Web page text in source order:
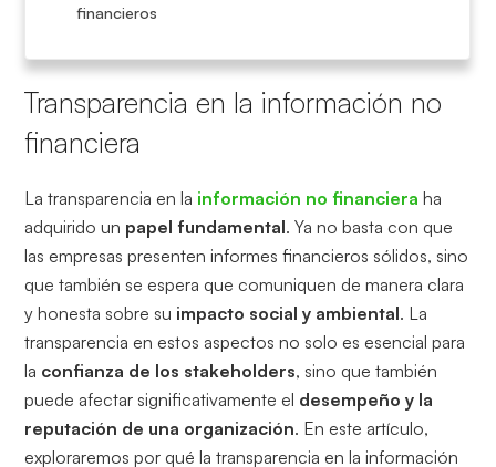
financieros
Transparencia en la información no
financiera
La transparencia en la información no financiera ha
adquirido un papel fundamental. Ya no basta con que
las empresas presenten informes financieros sólidos, sino
que también se espera que comuniquen de manera clara
y honesta sobre su impacto social y ambiental. La
transparencia en estos aspectos no solo es esencial para
la confianza de los stakeholders, sino que también
puede afectar significativamente el desempeño y la
reputación de una organización. En este artículo,
exploraremos por qué la transparencia en la información